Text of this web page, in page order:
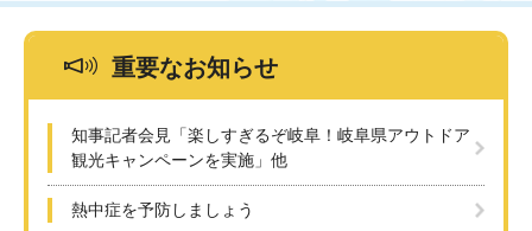
重要なお知らせ
知事記者会見「楽しすぎるぞ岐阜！岐阜県アウトドア
観光キャンペーンを実施」他
熱中症を予防しましょう